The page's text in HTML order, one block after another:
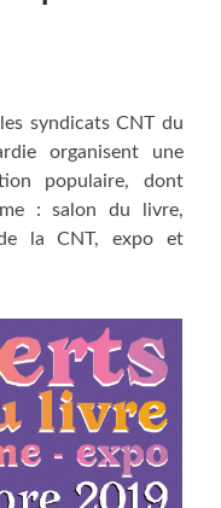
syndicats CNT du
organisent une
populaire, dont
: salon du livre,
la CNT, expo et